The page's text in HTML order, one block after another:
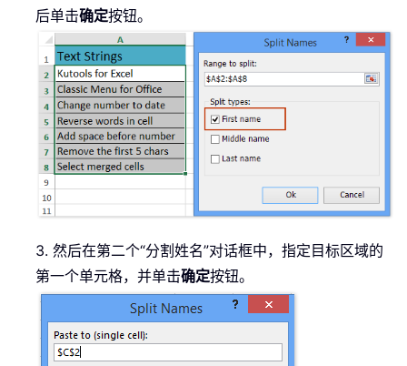
后单击确定按钮。
3. 然后在第二个“分割姓名”对话框中，指定目标区域的
第一个单元格，并单击确定按钮。